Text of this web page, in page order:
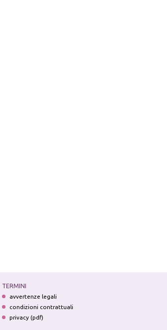
TERMINI
avvertenze legali
condizioni contrattuali
privacy (pdf)